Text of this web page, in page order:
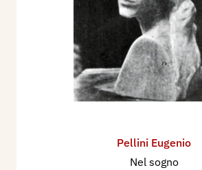
Pellini Eugenio
Nel sogno